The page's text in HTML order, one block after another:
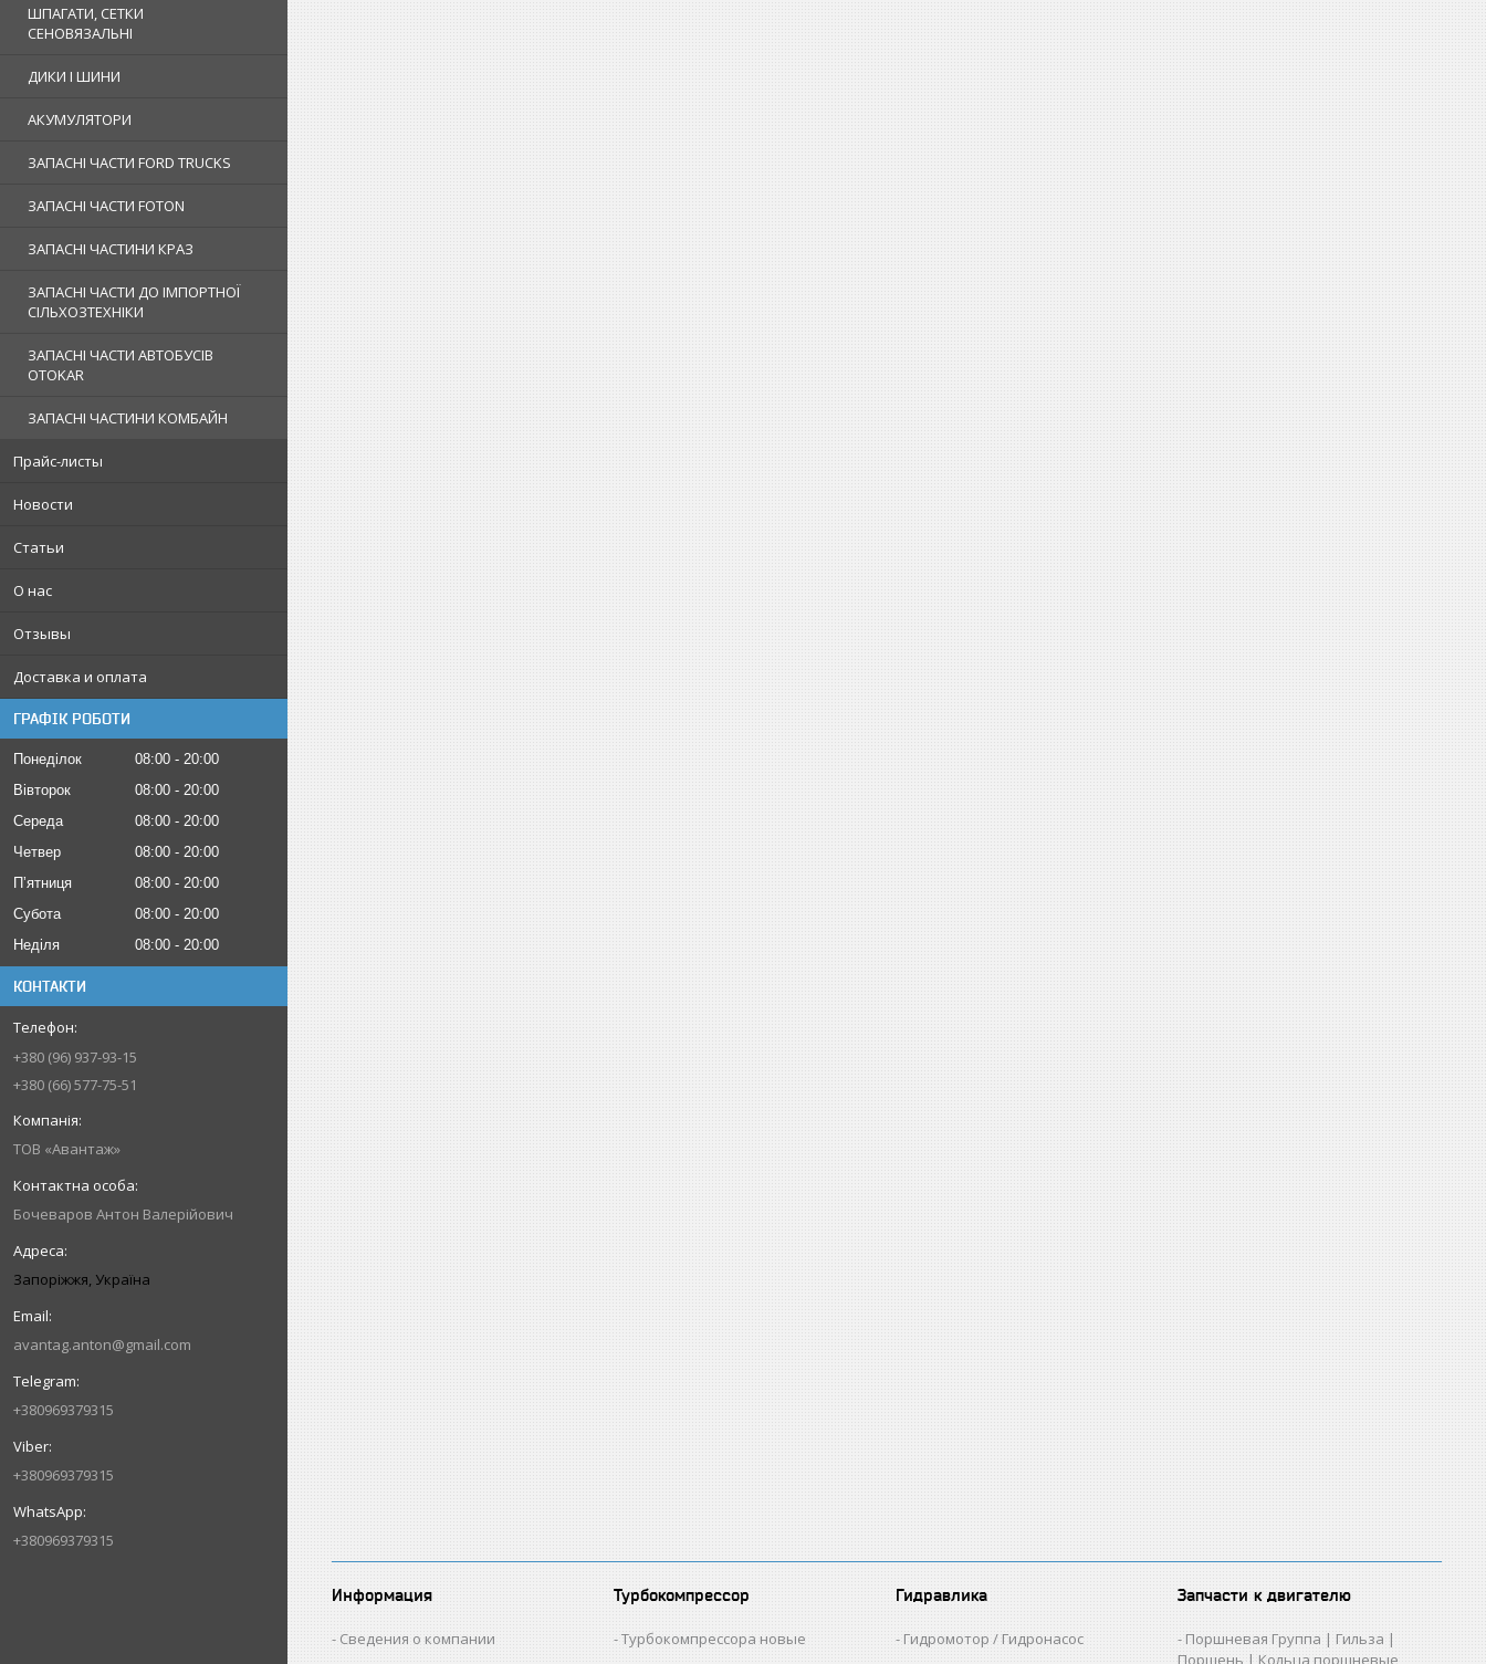
ШПАГАТИ, СЕТКИ
СЕНОВЯЗАЛЬНІ
ДИКИ І ШИНИ
АКУМУЛЯТОРИ
ЗАПАСНІ ЧАСТИ FORD TRUCKS
ЗАПАСНІ ЧАСТИ FOTON
ЗАПАСНІ ЧАСТИНИ КРАЗ
ЗАПАСНІ ЧАСТИ ДО ІМПОРТНОЇ
СІЛЬХОЗТЕХНІКИ
ЗАПАСНІ ЧАСТИ АВТОБУСІВ
OTOKAR
ЗАПАСНІ ЧАСТИНИ КОМБАЙН
Прайс-листы
Новости
Статьи
О нас
Отзывы
Доставка и оплата
ГРАФІК РОБОТИ
Понеділок 08:00
20:00
Вівторок
08:00
20:00
Середа
08:00
20:00
Четвер
08:00
20:00
Пʼятниця
08:00
20:00
Субота
08:00
20:00
Неділя
08:00 20:00
КОНТАКТИ
+380 (96) 937-93-15
+380 (66) 577-75-51
ТОВ «Авантаж»
Бочеваров Антон Валерійович
Запоріжжя, Україна
avantag.anton@gmail.com
+380969379315
+380969379315
+380969379315
Информация
Сведения о компании
Турбокомпрессор
Турбокомпрессора новые
Гидравлика
Гидромотор / Гидронасос
Запчасти к двигателю
Поршневая Группа | Гильза |
Поршень | Кольца поршневые